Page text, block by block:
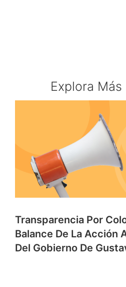
Explora
Transparencia Por
Balance De La Acción
Del Gobierno De